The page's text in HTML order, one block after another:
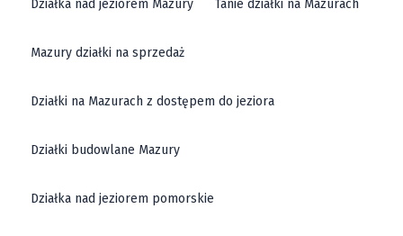
oraz miejscowości uzdrowiskowych czyni te tereny
dostępem do mediów, co znacznie ułatwia realizację
świetna alternatywa dla osób poszukujących miejsca
jednocześnie zapewnia możliwość korzystania z
Działka nad jeziorem Mazury Tanie działki na Mazurach
Mazury działki na sprzedaż
Działki na Mazurach z dostępem do jeziora
Działki budowlane Mazury
Działka nad jeziorem pomorskie